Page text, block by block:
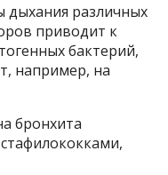
дыхания различных
приводит к
бактерий,
например, на
бронхита